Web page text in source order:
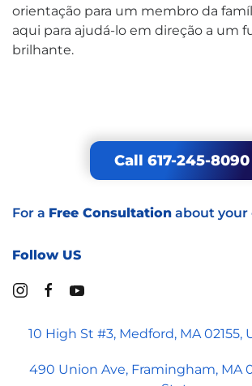
orientação para um membro da
aqui para ajudá-lo em direção a um
brilhante.
Call 617-245-8090
For a Free Consultation about your
Follow US
10 High St #3, Medford, MA 02155,
490 Union Ave, Framingham, MA